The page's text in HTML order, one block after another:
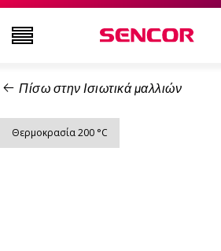
ΤΗΛΕΟΡΆΣΕΙΣ
ΕΙΚΌΝΑ & ΉΧΟΣ
Πίσω στην Ισιωτικά μαλλιών
Θερμοκρασία 200 °C